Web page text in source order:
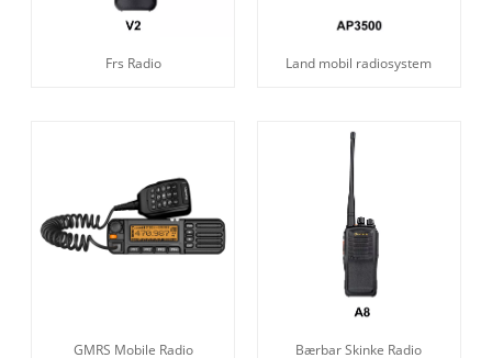
Frs Radio Land mobil radiosystem
GMRS Mobile Radio
Bærbar Skinke Radio